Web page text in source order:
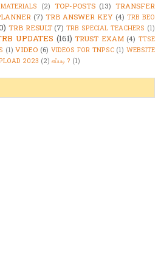
(2) TOP-POSTS (13) TRANSFER
(7) TRB ANSWER KEY (4) TRB BEO
TRB RESULT (7) TRB SPECIAL TEACHERS (1)
UPDATES (161) TRUST EXAM (4) TTSE
(1) VIDEO (6) VIDEOS FOR TNPSC (1) WEBSITE
2023 (2) எப்படி ? (1)